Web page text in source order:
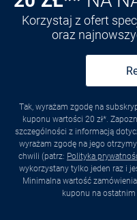
Korzystaj z ofert
oraz
Tak, wyrażam zgodę na
kuponu wartości 20 zł*.
szczególności z informacją
wyrażam zgodę na jego
chwili (patrz: Polityka
wykorzystany tylko jeden raz i
Minimalna wartość
kuponu na ostatnim